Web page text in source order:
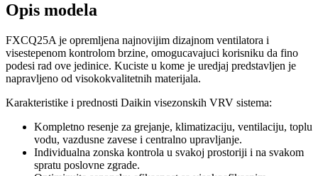
Opis modela
FXCQ25A je opremljena najnovijim dizajnom ventilatora i
visestepenom kontrolom brzine, omogucavajuci korisniku da fino
podesi rad ove jedinice. Kuciste u kome je uredjaj predstavljen je
napravljeno od visokokvalitetnih materijala.
Karakteristike i prednosti Daikin visezonskih VRV sistema:
Kompletno resenje za grejanje, klimatizaciju, ventilaciju, toplu
vodu, vazdusne zavese i centralno upravljanje.
Individualna zonska kontrola u svakoj prostoriji i na svakom
spratu poslovne zgrade.